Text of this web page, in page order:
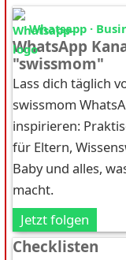
Whatsapp ·
WhatsApp
"swissmom"
Lass dich täglich
swissmom
inspirieren:
für Eltern,
Baby und alles,
macht.
Jetzt folgen
Checklisten